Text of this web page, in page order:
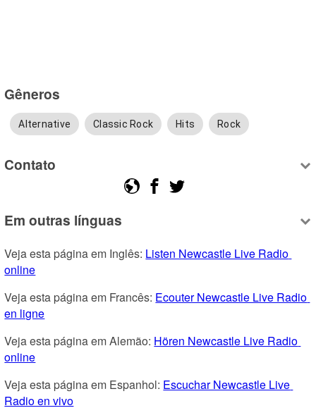
Gêneros
Alternative Classic Rock Hits Rock
Contato
Em outras línguas
Veja esta página em Inglês: Listen Newcastle Live Radio
online
Veja esta página em Francês: Ecouter Newcastle Live Radio
en ligne
Veja esta página em Alemão: Hören Newcastle Live Radio
online
Veja esta página em Espanhol: Escuchar Newcastle Live
Radio en vivo